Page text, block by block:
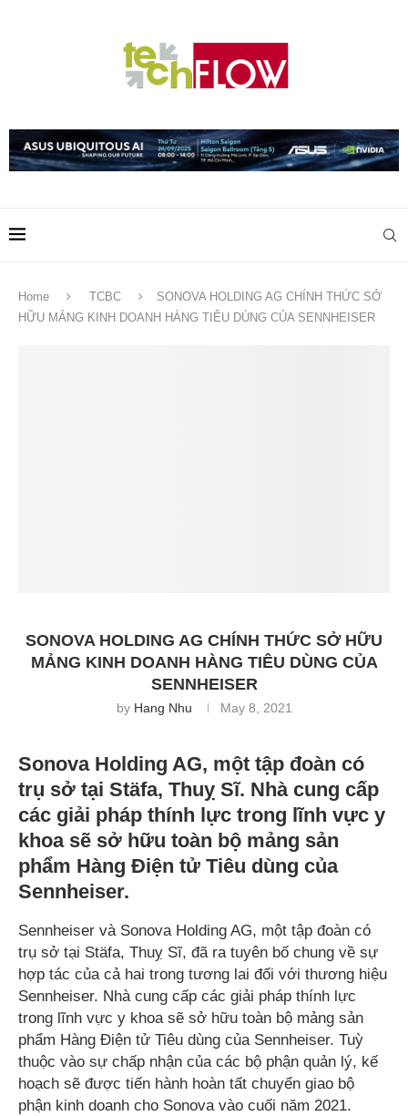
Home TCBC
SONOVA HOLDING AG CHÍNH THỨC SỞ
HỮU MẢNG KINH DOANH HÀNG TIÊU DÙNG CỦA SENNHEISER
SONOVA HOLDING AG CHÍNH THỨC SỞ HỮU
MẢNG KINH DOANH HÀNG TIÊU DÙNG CỦA
SENNHEISER
by Hang Nhu May 8, 2021
Sonova Holding AG, một tập đoàn có
trụ sở tại Stäfa, Thuỵ Sĩ. Nhà cung cấp
các giải pháp thính lực trong lĩnh vực y
khoa sẽ sở hữu toàn bộ mảng sản
phẩm Hàng Điện tử Tiêu dùng của
Sennheiser.
Sennheiser và Sonova Holding AG, một tập đoàn có
trụ sở tại Stäfa, Thuỵ Sĩ, đã ra tuyên bố chung về sự
hợp tác của cả hai trong tương lai đối với thương hiệu
Sennheiser. Nhà cung cấp các giải pháp thính lực
trong lĩnh vực y khoa sẽ sở hữu toàn bộ mảng sản
phẩm Hàng Điện tử Tiêu dùng của Sennheiser. Tuỳ
thuộc vào sự chấp nhận của các bộ phận quản lý, kế
hoạch sẽ được tiến hành hoàn tất chuyển giao bộ
phận kinh doanh cho Sonova vào cuối năm 2021.